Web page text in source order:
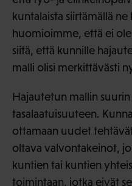
kuntalaista siirtämällä
huomioimme, että ei
siitä, että kunnille
malli olisi merkittävästi
Hajautetun mallin
tasalaatuisuuteen.
ottamaan uudet
oltava valvontakeinot,
kuntien tai kuntien
toimintaan, jotka eivät